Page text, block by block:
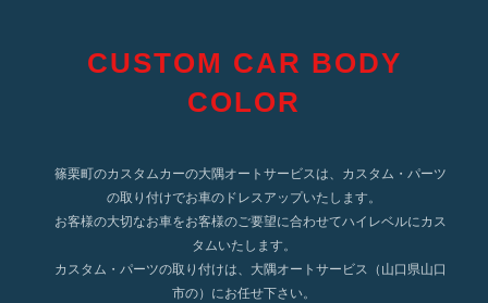
CUSTOM CAR BODY
COLOR
篠栗町のカスタムカーの大隅オートサービスは、カスタム・パーツ
の取り付けでお車のドレスアップいたします。
お客様の大切なお車をお客様のご要望に合わせてハイレベルにカス
タムいたします。
カスタム・パーツの取り付けは、大隅オートサービス（山口県山口
市の）にお任せ下さい。